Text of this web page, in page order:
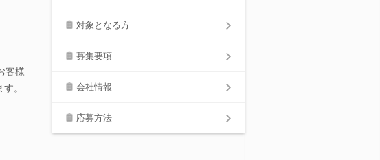
客様
。
対象となる方
募集要項
会社情報
応募方法